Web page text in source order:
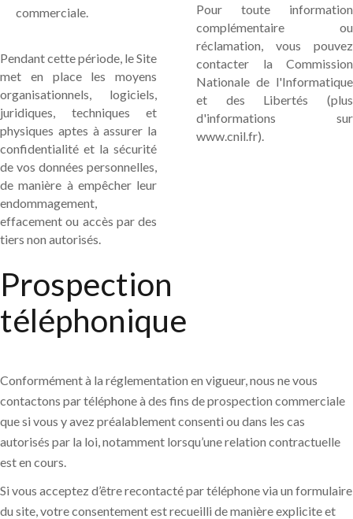
commerciale.
Pendant cette période, le Site
met en place les moyens
organisationnels, logiciels,
juridiques, techniques et
physiques aptes à assurer la
confidentialité et la sécurité
de vos données personnelles,
de manière à empêcher leur
endommagement,
effacement ou accès par des
tiers non autorisés.
Pour toute information
complémentaire ou
réclamation, vous pouvez
contacter la Commission
Nationale de l'Informatique
et des Libertés (plus
d'informations sur
www.cnil.fr).
Prospection
téléphonique
Conformément à la réglementation en vigueur, nous ne vous
contactons par téléphone à des fins de prospection commerciale
que si vous y avez préalablement consenti ou dans les cas
autorisés par la loi, notamment lorsqu’une relation contractuelle
est en cours.
Si vous acceptez d’être recontacté par téléphone via un formulaire
du site, votre consentement est recueilli de manière explicite et